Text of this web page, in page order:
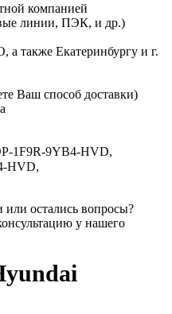
компанией
линии, ПЭК, и др.)
также Екатеринбургу и г.
Ваш способ доставки)
1F9R-9YB4-HVD,
HVD,
остались вопросы?
у нашего